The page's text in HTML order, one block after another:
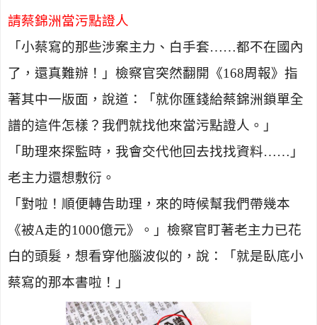
請蔡錦洲當污點證人
「小蔡寫的那些涉案主力、白手套……都不在國內
了，還真難辦！」檢察官突然翻開《168周報》指
著其中一版面，說道：「就你匯錢給蔡錦洲鎖單全
譜的這件怎樣？我們就找他來當污點證人。」
「助理來探監時，我會交代他回去找找資料……」
老主力還想敷衍。
「對啦！順便轉告助理，來的時候幫我們帶幾本
《被A走的1000億元》。」檢察官盯著老主力已花
白的頭髮，想看穿他腦波似的，說：「就是臥底小
蔡寫的那本書啦！」